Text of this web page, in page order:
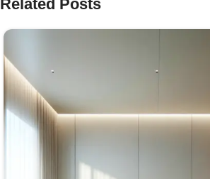
Related Posts